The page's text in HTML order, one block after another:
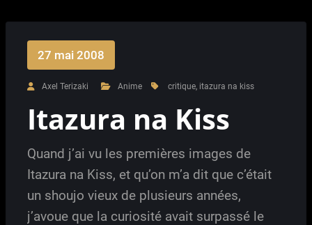
27 mai 2008
Axel Terizaki Anime critique, itazura na kiss
Itazura na Kiss
Quand j’ai vu les premières images de
Itazura na Kiss, et qu’on m’a dit que c’était
un shoujo vieux de plusieurs années,
j’avoue que la curiosité avait surpassé le